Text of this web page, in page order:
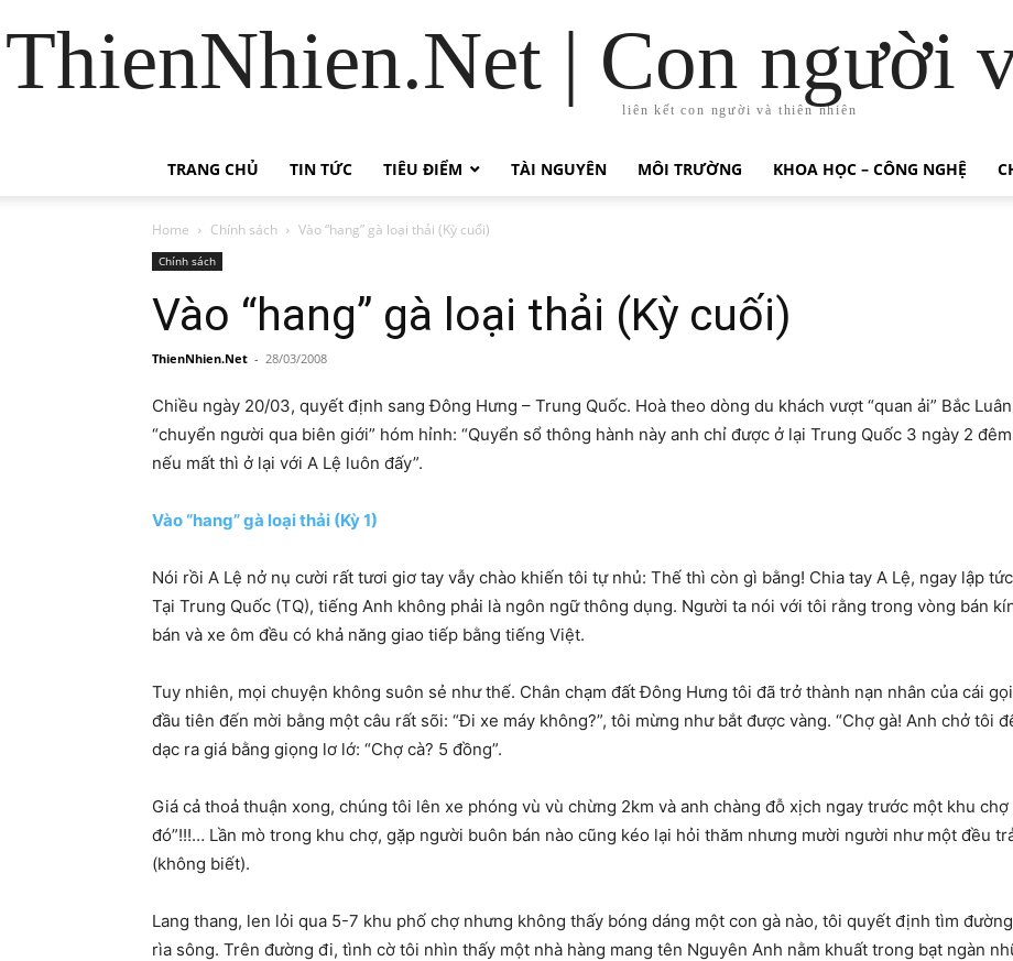
ThienNhien.Net | Con người
liên kết con người và thiên nhiên
TRANG CHỦ TIN TỨC TIÊU ĐIỂM TÀI NGUYÊN MÔI TRƯỜNG KHOA HỌC – CÔNG NGHỆ
Home Chính sách Vào “hang” gà loại thải (Kỳ cuối)
Chính sách
Vào “hang” gà loại thải (Kỳ cuối)
ThienNhien.Net - 28/03/2008
Chiều ngày 20/03, quyết định sang Đông Hưng – Trung Quốc. Hoà theo dòng du khách vượt “quan ải” Bắc
“chuyển người qua biên giới” hóm hỉnh: “Quyển sổ thông hành này anh chỉ được ở lại Trung Quốc 3 ngày 2
nếu mất thì ở lại với A Lệ luôn đấy”.
Vào “hang” gà loại thải (Kỳ 1)
Nói rồi A Lệ nở nụ cười rất tươi giơ tay vẫy chào khiến tôi tự nhủ: Thế thì còn gì bằng! Chia tay A Lệ, ngay lập
Tại Trung Quốc (TQ), tiếng Anh không phải là ngôn ngữ thông dụng. Người ta nói với tôi rằng trong vòng bán
bán và xe ôm đều có khả năng giao tiếp bằng tiếng Việt.
Tuy nhiên, mọi chuyện không suôn sẻ như thế. Chân chạm đất Đông Hưng tôi đã trở thành nạn nhân của cái
đầu tiên đến mời bằng một câu rất sõi: “Đi xe máy không?”, tôi mừng như bắt được vàng. “Chợ gà! Anh chở tôi
dạc ra giá bằng giọng lơ lớ: “Chợ cà? 5 đồng”.
Giá cả thoả thuận xong, chúng tôi lên xe phóng vù vù chừng 2km và anh chàng đỗ xịch ngay trước một khu chợ
đó”!!!… Lần mò trong khu chợ, gặp người buôn bán nào cũng kéo lại hỏi thăm nhưng mười người như một đều
(không biết).
Lang thang, len lỏi qua 5-7 khu phố chợ nhưng không thấy bóng dáng một con gà nào, tôi quyết định tìm
rìa sông. Trên đường đi, tình cờ tôi nhìn thấy một nhà hàng mang tên Nguyên Anh nằm khuất trong bạt ngàn